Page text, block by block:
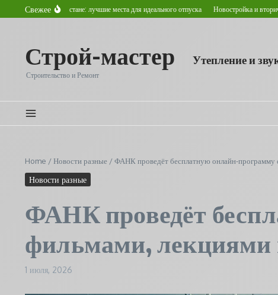
Перейти к содержанию
Свежее
в Астане: лучшие места для идеального отпуска Новостройка и вторичное жилье:
Строй-мастер
Строительство и Ремонт
Утепление и
Home /Новости разные /ФАНК проведёт бесплатную онлайн-программу
Новости разные
ФАНК проведёт
фильмами, лекциями
1 июля, 2026